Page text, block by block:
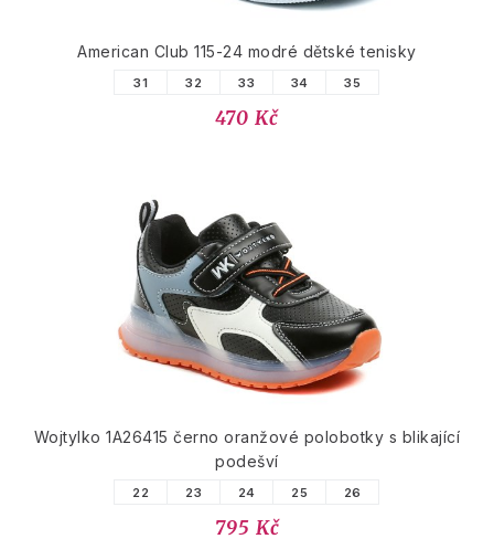
American Club 115-24 modré dětské tenisky
31 32 33 34 35
470 Kč
Wojtylko 1A26415 černo oranžové polobotky s blikající
podešví
22 23 24 25 26
795 Kč